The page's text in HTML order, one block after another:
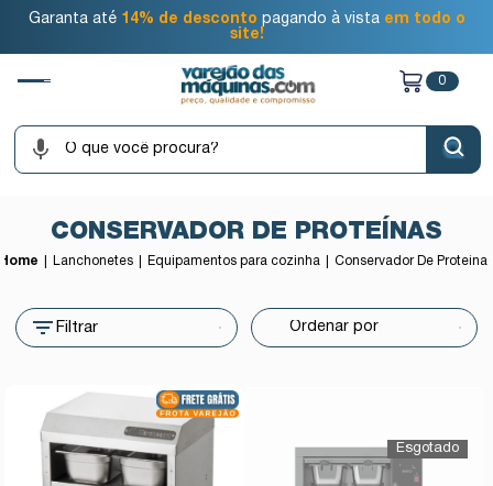
Garanta até 14% de desconto pagando à vista em todo o
site!
0
CONSERVADOR DE PROTEÍNAS
Home Lanchonetes Equipamentos para cozinha Conservador De Proteínas
Filtrar